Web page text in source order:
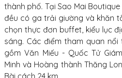
thành phố. Tại Sao Mai
đều có ga trải giường và khăn
chọn thực đơn buffet, kiểu lục
sáng. Các điểm tham quan
gồm Văn Miếu - Quốc Tử
Minh và Hoàng thành Thăng
Bài cách 24 km.